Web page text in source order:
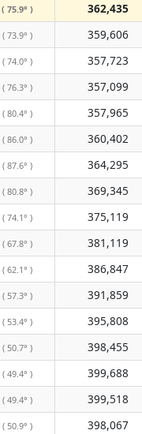
( 75.9° ) 362,435
( 73.9° ) 359,606
( 74.0° ) 357,723
( 76.3° ) 357,099
( 80.4° ) 357,965
( 86.0° ) 360,402
( 87.6° ) 364,295
( 80.8° ) 369,345
( 74.1° ) 375,119
( 67.8° ) 381,119
( 62.1° ) 386,847
( 57.3° ) 391,859
( 53.4° ) 395,808
( 50.7° ) 398,455
( 49.4° ) 399,688
( 49.4° ) 399,518
( 50.9° ) 398,067